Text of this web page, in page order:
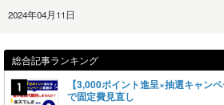
2024年04月11日
総合記事ランキング
【3,000ポイント進呈×抽選キャン
で固定費見直し